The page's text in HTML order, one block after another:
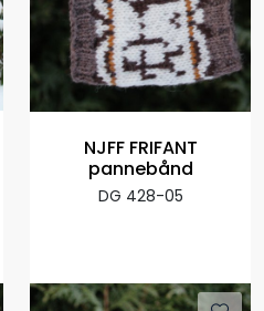
NJFF FRIFANT
pannebånd
DG 428-05